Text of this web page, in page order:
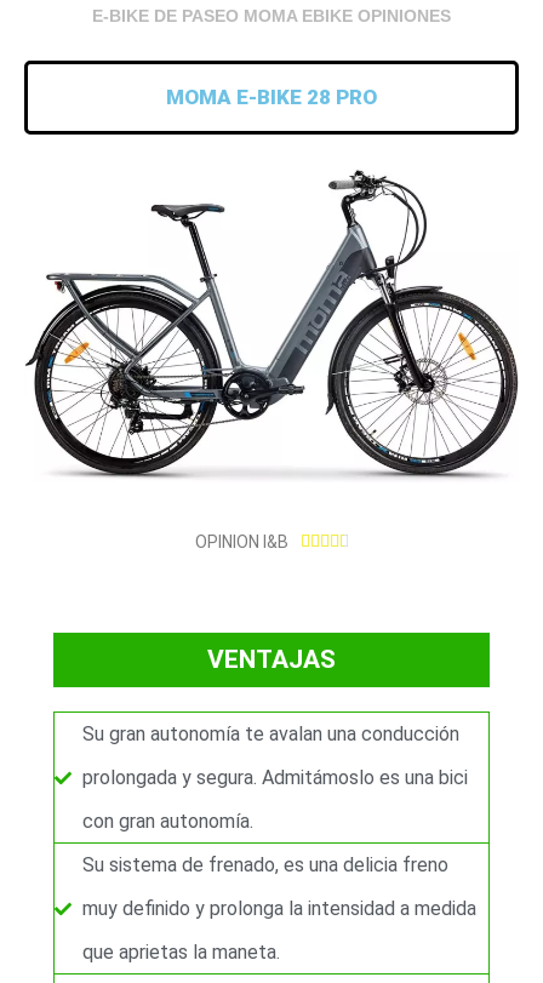
E-BIKE DE PASEO MOMA EBIKE OPINIONES
MOMA E-BIKE 28 PRO
OPINION I&B     4
/
VENTAJAS
Su gran autonomía te avalan una conducción
prolongada y segura. Admitámoslo es una bici
con gran autonomía.
Su sistema de frenado, es una delicia freno
muy definido y prolonga la intensidad a medida
que aprietas la maneta.